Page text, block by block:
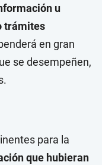
u
trámites
en gran
se desempeñen,
para la
que hubieran